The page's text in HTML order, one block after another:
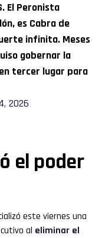
El Peronista
es Cabra de
infinita. Meses
gobernar la
tercer lugar para
2026
el poder
este viernes una
al eliminar el